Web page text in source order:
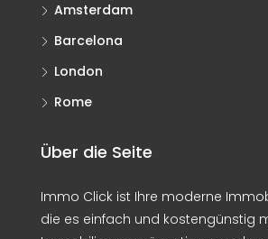
Amsterdam
Barcelona
London
Rome
Über die Seite
Immo Click ist Ihre moderne
die es einfach und kostengünstig